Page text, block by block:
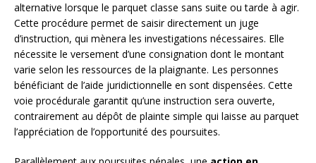
alternative lorsque le parquet classe sans suite ou tarde à agir.
Cette procédure permet de saisir directement un juge
d’instruction, qui mènera les investigations nécessaires. Elle
nécessite le versement d’une consignation dont le montant
varie selon les ressources de la plaignante. Les personnes
bénéficiant de l’aide juridictionnelle en sont dispensées. Cette
voie procédurale garantit qu’une instruction sera ouverte,
contrairement au dépôt de plainte simple qui laisse au parquet
l’appréciation de l’opportunité des poursuites.